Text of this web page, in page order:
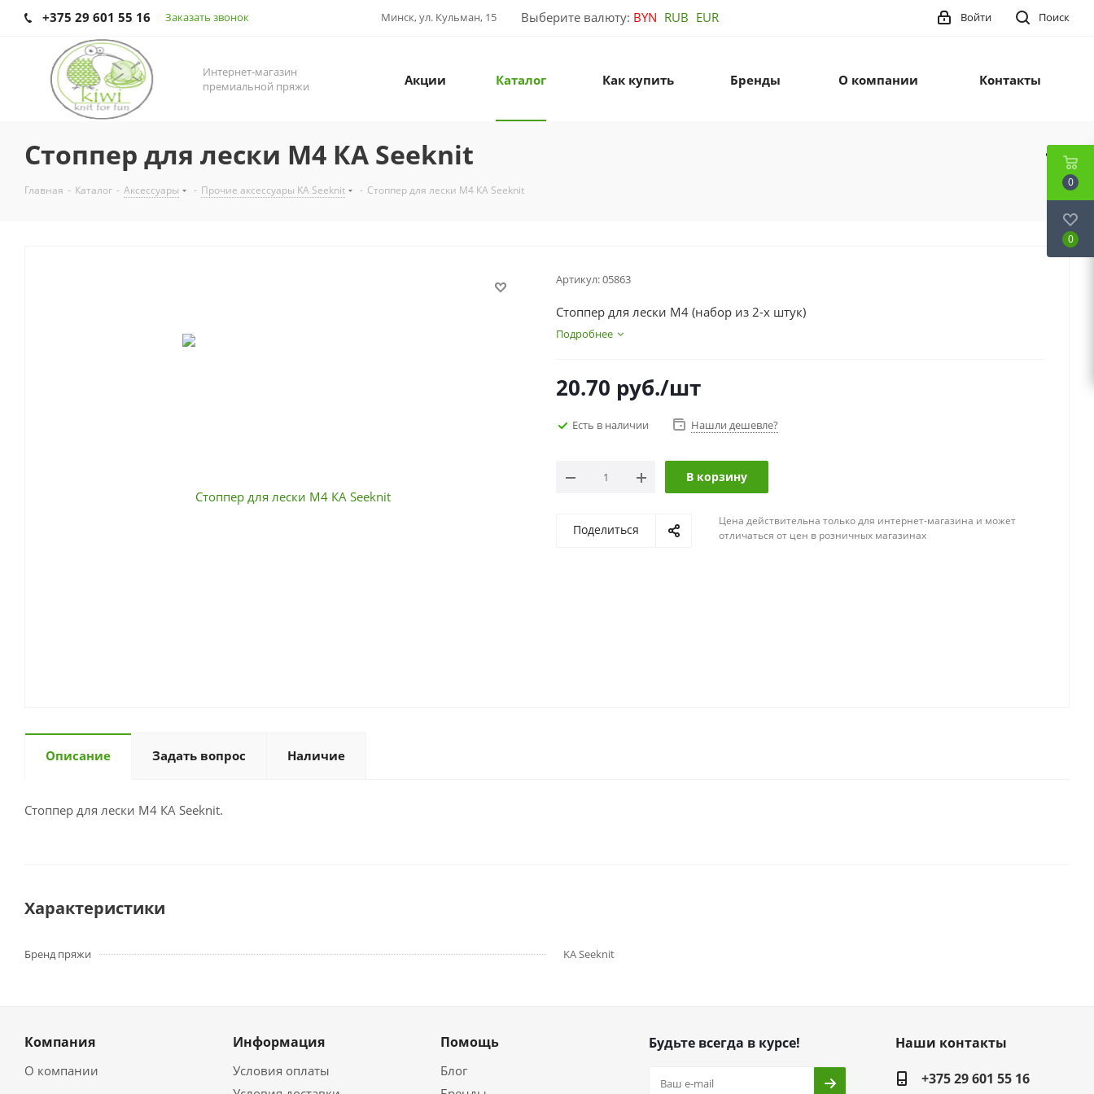
+375 29 601 55 16 Заказать звонок Минск, ул. Кульман, 15 Выберите валюту: BYN RUB EUR Поиск
Войти
Интернет-магазин
премиальной пряжи
Акции Каталог Как купить Бренды О компании Контакты
Стоппер для лески М4 КА Seeknit
Главная - Каталог - Аксесcуары - Прочие аксессуары KA Seeknit - Стоппер для лески М4 КА Seeknit
Артикул:05863
Стоппер для лески М4 (набор из 2-х штук)
Подробнее
20.70 руб./шт
Есть в наличии Нашли дешевле?
В корзину
Поделиться
Цена действительна только для интернет-магазина и может
отличаться от цен в розничных магазинах
Описание Задать вопрос Наличие
Стоппер для лески М4 КА Seeknit.
Характеристики
Бренд пряжи KA Seeknit
Компания
О компании
Информация
Условия оплаты
Помощь
Блог
Будьте всегда в курсе!
Наши контакты
+375 29 601 55 16
0
0